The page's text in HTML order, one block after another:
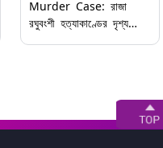
Murder Case: রাজা
রঘুবংশী হত্যাকাণ্ডের দৃশ্য